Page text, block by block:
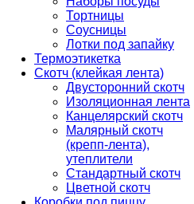
Тортницы
Соусницы
Лотки под запайку
Термоэтикетка
Скотч (клейкая лента)
Двусторонний скотч
Изоляционная лента
Канцелярский скотч
Малярный скотч
(крепп-лента),
утеплители
Стандартный скотч
Цветной скотч